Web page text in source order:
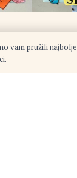
vam pružili najbolje